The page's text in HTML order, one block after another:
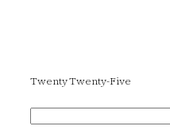
Twenty Twenty-Five